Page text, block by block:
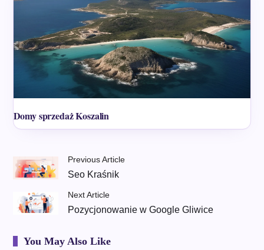
Domy sprzedaż Koszalin
Previous Article
Seo Kraśnik
Next Article
Pozycjonowanie w Google Gliwice
You May Also Like